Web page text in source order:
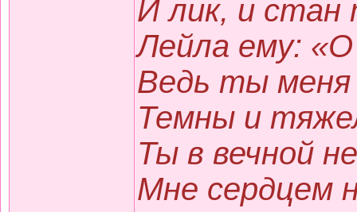
И лик, и стан
Лейла ему: «О
Ведь ты меня
Темны и
Ты в вечной
Мне сердцем